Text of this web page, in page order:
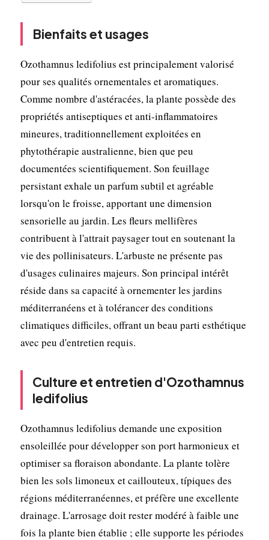
Bienfaits et usages
Ozothamnus ledifolius est principalement valorisé
pour ses qualités ornementales et aromatiques.
Comme nombre d'astéracées, la plante possède des
propriétés antiseptiques et anti-inflammatoires
mineures, traditionnellement exploitées en
phytothérapie australienne, bien que peu
documentées scientifiquement. Son feuillage
persistant exhale un parfum subtil et agréable
lorsqu'on le froisse, apportant une dimension
sensorielle au jardin. Les fleurs mellifères
contribuent à l'attrait paysager tout en soutenant la
vie des pollinisateurs. L'arbuste ne présente pas
d'usages culinaires majeurs. Son principal intérêt
réside dans sa capacité à ornementer les jardins
méditerranéens et à tolérancer des conditions
climatiques difficiles, offrant un beau parti esthétique
avec peu d'entretien requis.
Culture et entretien d'Ozothamnus
ledifolius
Ozothamnus ledifolius demande une exposition
ensoleillée pour développer son port harmonieux et
optimiser sa floraison abondante. La plante tolère
bien les sols limoneux et caillouteux, típiques des
régions méditerranéennes, et préfère une excellente
drainage. L'arrosage doit rester modéré à faible une
fois la plante bien établie ; elle supporte les périodes